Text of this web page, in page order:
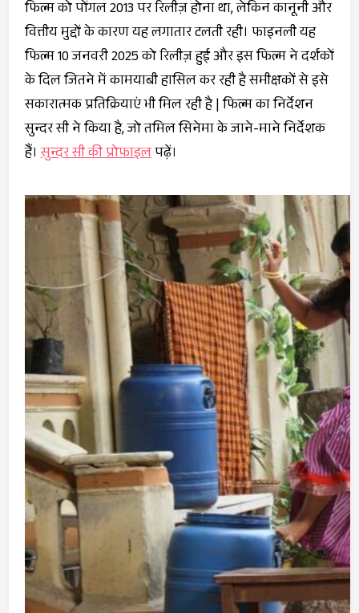
फिल्म को पोंगल 2013 पर रिलीज़ होना था, लेकिन कानूनी और
वित्तीय मुद्दों के कारण यह लगातार टलती रही। फाइनली यह
फिल्म 10 जनवरी 2025 को रिलीज़ हुई और इस फिल्म ने दर्शकों
के दिल जितने में कामयाबी हासिल कर रही है समीक्षकों से इसे
सकारात्मक प्रतिक्रियाएं भी मिल रही है | फिल्म का निर्देशन
सुन्दर सी ने किया है, जो तमिल सिनेमा के जाने-माने निर्देशक
हैं।सुन्दर सी की प्रोफाइलपढ़ें।